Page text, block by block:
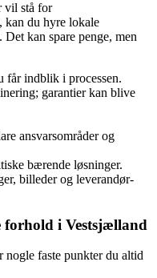
vil stå for
kan du hyre lokale
kan spare penge, men
får indblik i processen.
garantier kan blive
ansvarsområder og
bærende løsninger.
billeder og leverandør­
i Vestsjælland
faste punkter du altid